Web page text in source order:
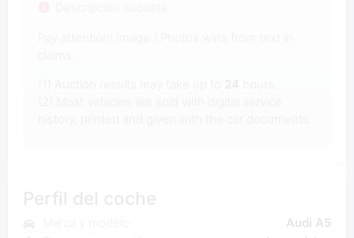
Audi A5